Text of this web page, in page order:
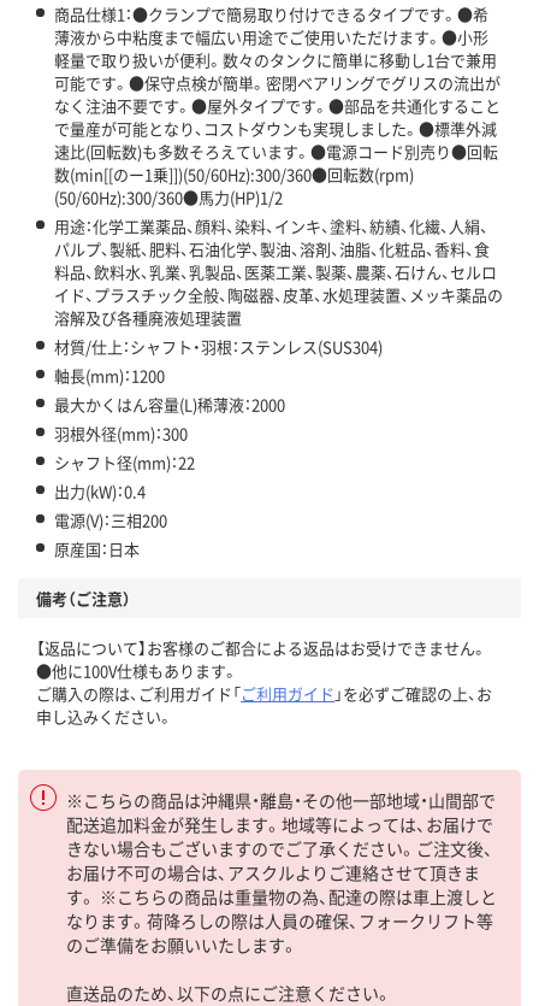
商品仕様1：●クランプで簡易取り付けできるタイプです。●希
薄液から中粘度まで幅広い用途でご使用いただけます。●小形
軽量で取り扱いが便利。数々のタンクに簡単に移動し1台で兼用
可能です。●保守点検が簡単。密閉ベアリングでグリスの流出が
なく注油不要です。●屋外タイプです。●部品を共通化すること
で量産が可能となり、コストダウンも実現しました。●標準外減
速比(回転数)も多数そろえています。●電源コード別売り●回転
数(min[[のー1乗]])(50/60Hz):300/360●回転数(rpm)
(50/60Hz):300/360●馬力(HP)1/2
用途：化学工業薬品、顔料、染料、インキ、塗料、紡績、化繊、人絹、
パルプ、製紙、肥料、石油化学、製油、溶剤、油脂、化粧品、香料、食
料品、飲料水、乳業、乳製品、医薬工業、製薬、農薬、石けん、セルロ
イド、プラスチック全般、陶磁器、皮革、水処理装置、メッキ薬品の
溶解及び各種廃液処理装置
材質/仕上：シャフト・羽根：ステンレス(SUS304)
軸長(mm)：1200
最大かくはん容量(L)稀薄液：2000
羽根外径(mm)：300
シャフト径(mm)：22
出力(kW)：0.4
電源(V)：三相200
原産国：日本
備考（ご注意）
【返品について】お客様のご都合による返品はお受けできません。
●他に100V仕様もあります。
ご購入の際は、ご利用ガイド「ご利用ガイド 」を必ずご確認の上、お
申し込みください。
※こちらの商品は沖縄県・離島・その他一部地域・山間部で
配送追加料金が発生します。地域等によっては、お届けで
きない場合もございますのでご了承ください。ご注文後、
お届け不可の場合は、アスクルよりご連絡させて頂きま
す。 ※こちらの商品は重量物の為、配達の際は車上渡しと
なります。荷降ろしの際は人員の確保、フォークリフト等
のご準備をお願いいたします。
直送品のため、以下の点にご注意ください。